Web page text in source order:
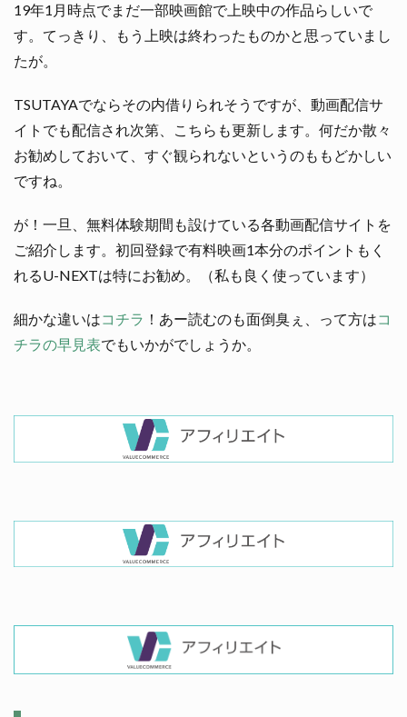
19年1月時点でまだ一部映画館で上映中の作品らしいで
す。てっきり、もう上映は終わったものかと思っていまし
たが。
TSUTAYAでならその内借りられそうですが、動画配信サ
イトでも配信され次第、こちらも更新します。何だか散々
お勧めしておいて、すぐ観られないというのももどかしい
ですね。
が！一旦、無料体験期間も設けている各動画配信サイトを
ご紹介します。初回登録で有料映画1本分のポイントもく
れるU-NEXTは特にお勧め。（私も良く使っています）
細かな違いはコチラ ！あー読むのも面倒臭ぇ、って方はコ
チラの早見表でもいかがでしょうか。